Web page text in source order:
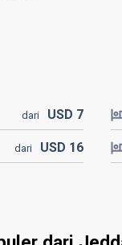
dari USD 7
dari USD 16